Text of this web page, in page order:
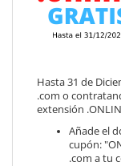
Hasta 31 de
.com o
extensión
Añade el
cupón:
.com a tu